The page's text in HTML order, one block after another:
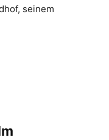
seinem